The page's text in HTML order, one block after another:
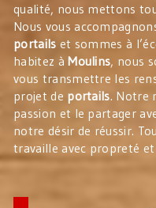
qualité, nous mettons
Nous vous
portails et sommes à
habitez àMoulins, nous
vous transmettre les
projet de portails. Notre
passion et le partager
notre désir de réussir.
travaille avec propreté et